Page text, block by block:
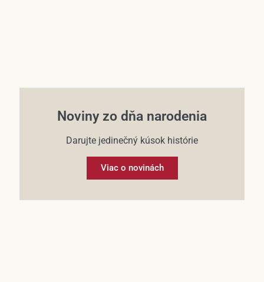
Noviny zo dňa narodenia
Darujte jedinečný kúsok histórie
Viac o novinách